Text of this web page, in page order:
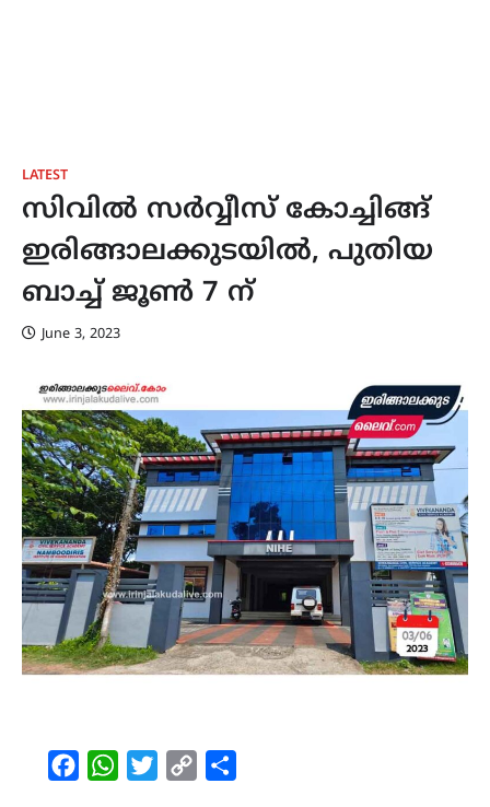
LATEST
സിവിൽ സർവ്വീസ് കോച്ചിങ്ങ്
ഇരിങ്ങാലക്കുടയിൽ, പുതിയ
ബാച്ച് ജൂൺ 7 ന്
June 3, 2023
FacebookWhatsAppTwitterCopy